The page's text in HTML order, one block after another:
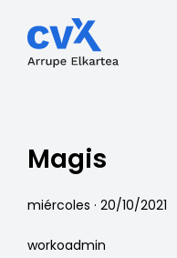
Magis
miércoles · 20/10/2021
workoadmin